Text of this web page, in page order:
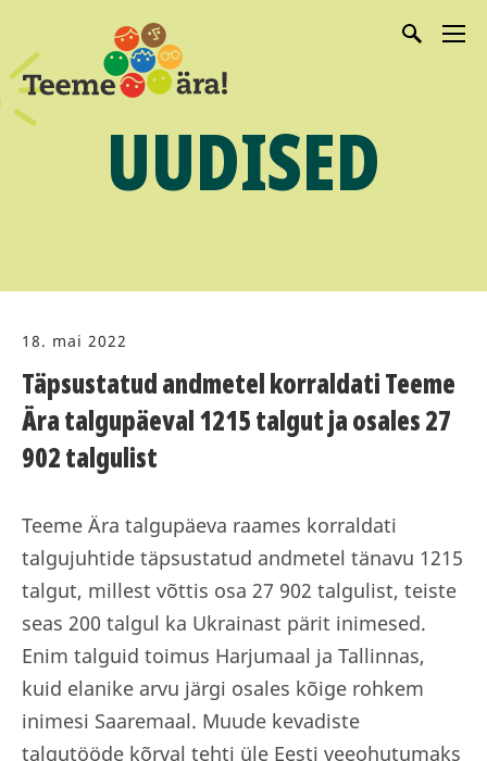
UUDISED
18. mai 2022
Täpsustatud andmetel korraldati Teeme
Ära talgupäeval 1215 talgut ja osales 27
902 talgulist
Teeme Ära talgupäeva raames korraldati
talgujuhtide täpsustatud andmetel tänavu 1215
talgut, millest võttis osa 27 902 talgulist, teiste
seas 200 talgul ka Ukrainast pärit inimesed.
Enim talguid toimus Harjumaal ja Tallinnas,
kuid elanike arvu järgi osales kõige rohkem
inimesi Saaremaal. Muude kevadiste
talgutööde kõrval tehti üle Eesti veeohutumaks